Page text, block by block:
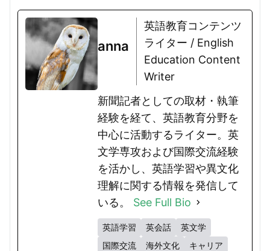
anna
英語教育コンテンツ
ライター / English
Education Content
Writer
新聞記者としての取材・執筆
経験を経て、英語教育分野を
中心に活動するライター。英
文学専攻および国際交流経験
を活かし、英語学習や異文化
理解に関する情報を発信して
いる。 See Full Bio
英語学習 英会話
英文学
国際交流
海外文化
キャリア